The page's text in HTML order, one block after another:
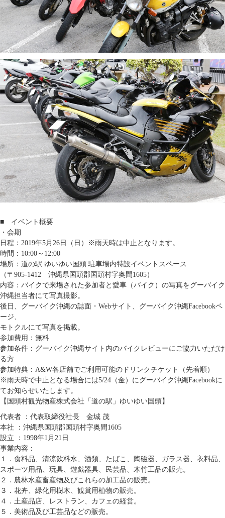
■ イベント概要
・会期
日程：2019年5月26日（日）※雨天時は中止となります。
時間：10:00～12:00
場所：道の駅 ゆいゆい国頭 駐車場内特設イベントスペース
（〒905-1412 沖縄県国頭郡国頭村字奥間1605）
内容：バイクで来場された参加者と愛車（バイク）の写真をグーバイク
沖縄担当者にて写真撮影。
後日、グーバイク沖縄の誌面・Webサイト、グーバイク沖縄Facebookペ
ージ、
モトクルにて写真を掲載。
参加費用：無料
参加条件：グーバイク沖縄サイト内のバイクレビューにご協力いただけ
る方
参加特典：A&W各店舗でご利用可能のドリンクチケット（先着順）
※雨天時で中止となる場合には5/24（金）にグーバイク沖縄Facebookに
てお知らせいたします。
【国頭村観光物産株式会社「道の駅」ゆいゆい国頭】
代表者 ：代表取締役社長 金城 茂
本社 ：沖縄県国頭郡国頭村字奥間1605
設立 ：1998年1月21日
事業内容：
１．食料品、清涼飲料水、酒類、たばこ、陶磁器、ガラス器、衣料品、
スポーツ用品、玩具、遊戯器具、民芸品、木竹工品の販売。
２．農林水産畜産物及びこれらの加工品の販売。
３．花卉、緑化用樹木、観賞用植物の販売。
４．土産品店、レストラン、カフェの経営。
５．美術品及び工芸品などの販売。